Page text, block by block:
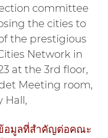
committee
the cities to
the prestigious
Network in
at the 3rd floor,
Meeting room,
Hall,
อมูลที่สำคัญต่อคณะ